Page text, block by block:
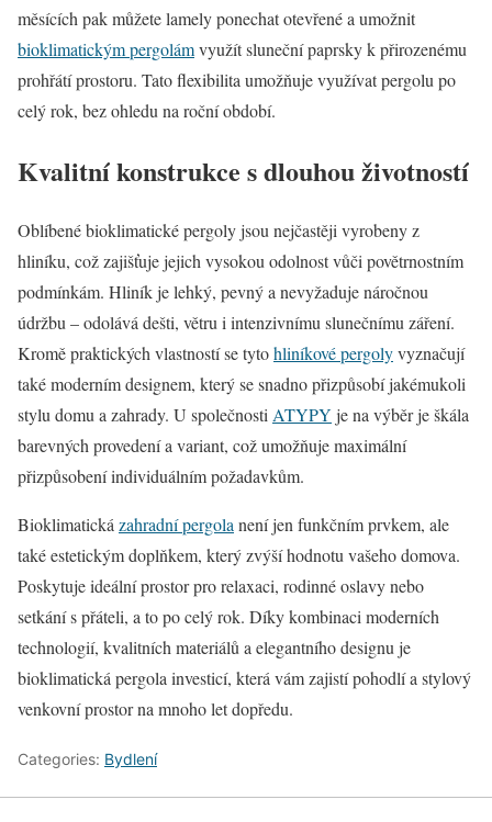
měsících pak můžete lamely ponechat otevřené a umožnit
bioklimatickým pergolámvyužít sluneční paprsky k přirozenému
prohřátí prostoru. Tato flexibilita umožňuje využívat pergolu po
celý rok, bez ohledu na roční období.
Kvalitní konstrukce s dlouhou životností
Oblíbené bioklimatické pergoly jsou nejčastěji vyrobeny z
hliníku, což zajišťuje jejich vysokou odolnost vůči povětrnostním
podmínkám. Hliník je lehký, pevný a nevyžaduje náročnou
údržbu – odolává dešti, větru i intenzivnímu slunečnímu záření.
Kromě praktických vlastností se tytohliníkové pergolyvyznačují
také moderním designem, který se snadno přizpůsobí jakémukoli
stylu domu a zahrady. U společnostiATYPY je na výběr je škála
barevných provedení a variant, což umožňuje maximální
přizpůsobení individuálním požadavkům.
Bioklimatickázahradní pergolanení jen funkčním prvkem, ale
také estetickým doplňkem, který zvýší hodnotu vašeho domova.
Poskytuje ideální prostor pro relaxaci, rodinné oslavy nebo
setkání s přáteli, a to po celý rok. Díky kombinaci moderních
technologií, kvalitních materiálů a elegantního designu je
bioklimatická pergola investicí, která vám zajistí pohodlí a stylový
venkovní prostor na mnoho let dopředu.
Categories: Bydlení